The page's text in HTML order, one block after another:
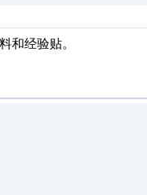
和经验贴。